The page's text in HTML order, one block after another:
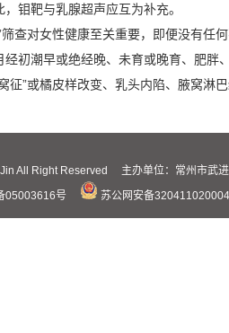
钼靶与乳腺超声应互为补充。
筛查对女性健康至关重要，即便没有任
经初潮早或绝经晚、未育或晚育、肥
征”或橘皮样改变、乳头内陷、腋窝淋
All Right Reserved 主办单位：常州市
05003616号
苏公网安备